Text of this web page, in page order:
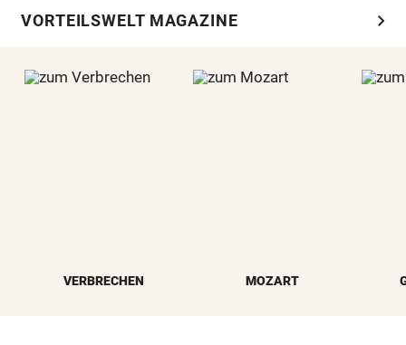
VORTEILSWELT MAGAZINE chevron_right
VERBRECHEN MOZART